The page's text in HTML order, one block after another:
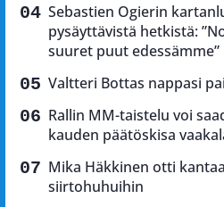
Sebastien Ogierin
pysäyttävistä hetkistä:
suuret puut edessämme”
Valtteri Bottas nappasi
Rallin MM-taistelu voi
kauden päätöskisa
Mika Häkkinen otti
siirtohuhuihin